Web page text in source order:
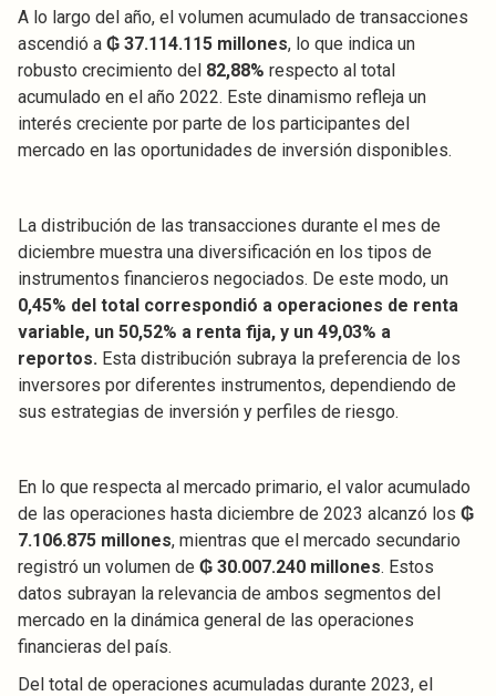
A lo largo del año, el volumen acumulado de transacciones
ascendió a ₲ 37.114.115 millones, lo que indica un
robusto crecimiento del 82,88% respecto al total
acumulado en el año 2022. Este dinamismo refleja un
interés creciente por parte de los participantes del
mercado en las oportunidades de inversión disponibles.
La distribución de las transacciones durante el mes de
diciembre muestra una diversificación en los tipos de
instrumentos financieros negociados. De este modo, un
0,45% del total correspondió a operaciones de renta
variable, un 50,52% a renta fija, y un 49,03% a
reportos. Esta distribución subraya la preferencia de los
inversores por diferentes instrumentos, dependiendo de
sus estrategias de inversión y perfiles de riesgo.
En lo que respecta al mercado primario, el valor acumulado
de las operaciones hasta diciembre de 2023 alcanzó los ₲
7.106.875 millones, mientras que el mercado secundario
registró un volumen de ₲ 30.007.240 millones. Estos
datos subrayan la relevancia de ambos segmentos del
mercado en la dinámica general de las operaciones
financieras del país.
Del total de operaciones acumuladas durante 2023, el